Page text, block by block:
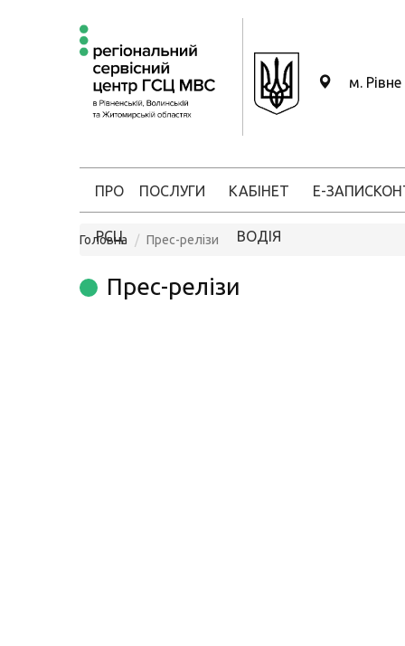
м. Рівне
ПРО
РСЦ
ПОСЛУГИ КАБІНЕТ
ВОДІЯ
Е-ЗАПИС
Головна Прес-релізи
Прес-релізи